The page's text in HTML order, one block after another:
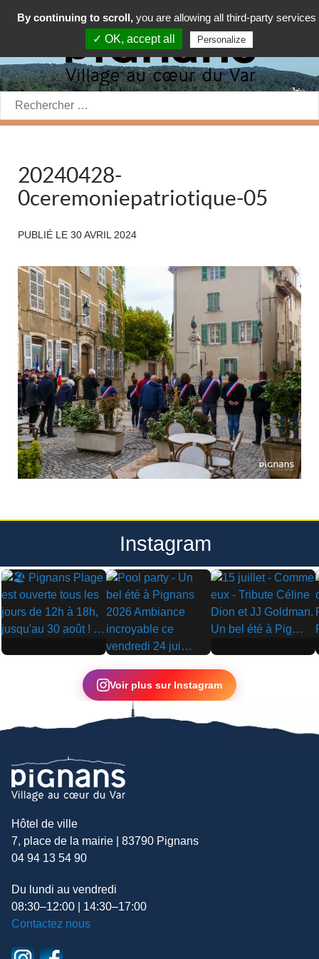
Rechercher:
20240428-
0ceremoniepatriotique-05
PUBLIÉ LE 30 AVRIL 2024
Instagram
▶
▶
▶
Voir plus sur Instagram
Hôtel de ville
7, place de la mairie | 83790 Pignans
04 94 13 54 90
Du lundi au vendredi
08:30–12:00 | 14:30–17:00
Contactez nous
By continuing to scroll, you are allowing all third-party services
✓ OK, accept all
Personalize